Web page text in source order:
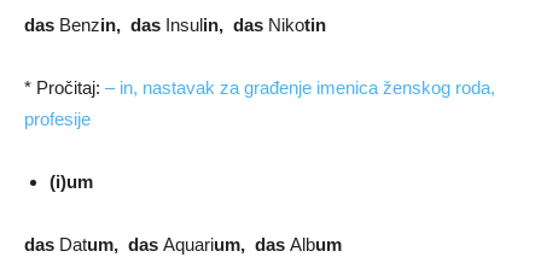
das Benzin, das Insulin, das Nikotin
* Pročitaj: – in, nastavak za građenje imenica ženskog roda,
profesije
(i)um
das Datum, das Aquarium, das Album